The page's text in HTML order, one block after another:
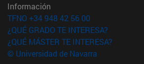
Información
TFNO +34 948 42 56 00
¿QUÉ GRADO TE INTERESA?
¿QUÉ MÁSTER TE INTERESA?
© Universidad de Navarra